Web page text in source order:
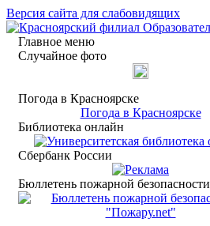
Версия сайта для слабовидящих
Главное меню
Случайное фото
Погода в Красноярске
Погода в Красноярске
Библиотека онлайн
Сбербанк России
Бюллетень пожарной безопасности